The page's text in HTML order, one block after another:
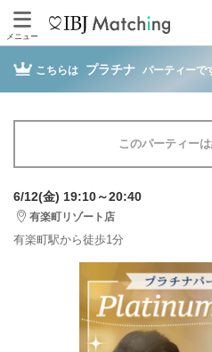
メニュー
こちらは プラチナ パーティーで
このパーティー
6/12(金) 19:10～20:40
有楽町リゾート店
有楽町駅から徒歩1分